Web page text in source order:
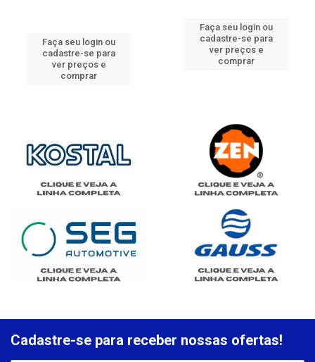
Faça seu login ou
cadastre-se para
ver preços e
comprar
Faça seu login ou
cadastre-se para
ver preços e
comprar
Cadastre-se para receber nossas ofertas!